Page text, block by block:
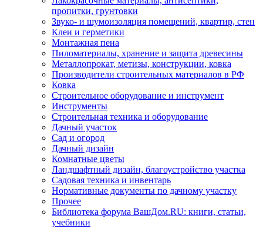
пропитки, грунтовки
Звуко- и шумоизоляция помещений, квартир, стен
Клеи и герметики
Монтажная пена
Пиломатериалы, хранение и защита древесины
Металлопрокат, метизы, конструкции, ковка
Производители строительных материалов в РФ
Ковка
Строительное оборудование и инструмент
Инструменты
Строительная техника и оборудование
Дачный участок
Сад и огород
Дачный дизайн
Комнатные цветы
Ландшафтный дизайн, благоустройство участка
Садовая техника и инвентарь
Нормативные документы по дачному участку
Прочее
Библиотека форума ВашДом.RU: книги, статьи,
учебники